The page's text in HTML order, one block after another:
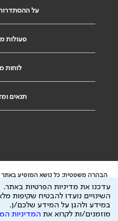
על
פעולות
לוחות
תנאים
הבהרה משפטית: כל נושא המופיע באתר
ייעוץ רפואי או משפטי. אין הר"י
שעלול
ידוע לי שהר"י אוספת ושומרת מידע אישי
להיות מועבר לצדדים שלישיים, הכל
עדכנו את מדיניות הפרטיות באתר.
השינויים נועדו להבטיח שקיפות
במידע ולהגן על המידע שלכם/ן.
מוזמנים/ות לקרוא את המדיניות